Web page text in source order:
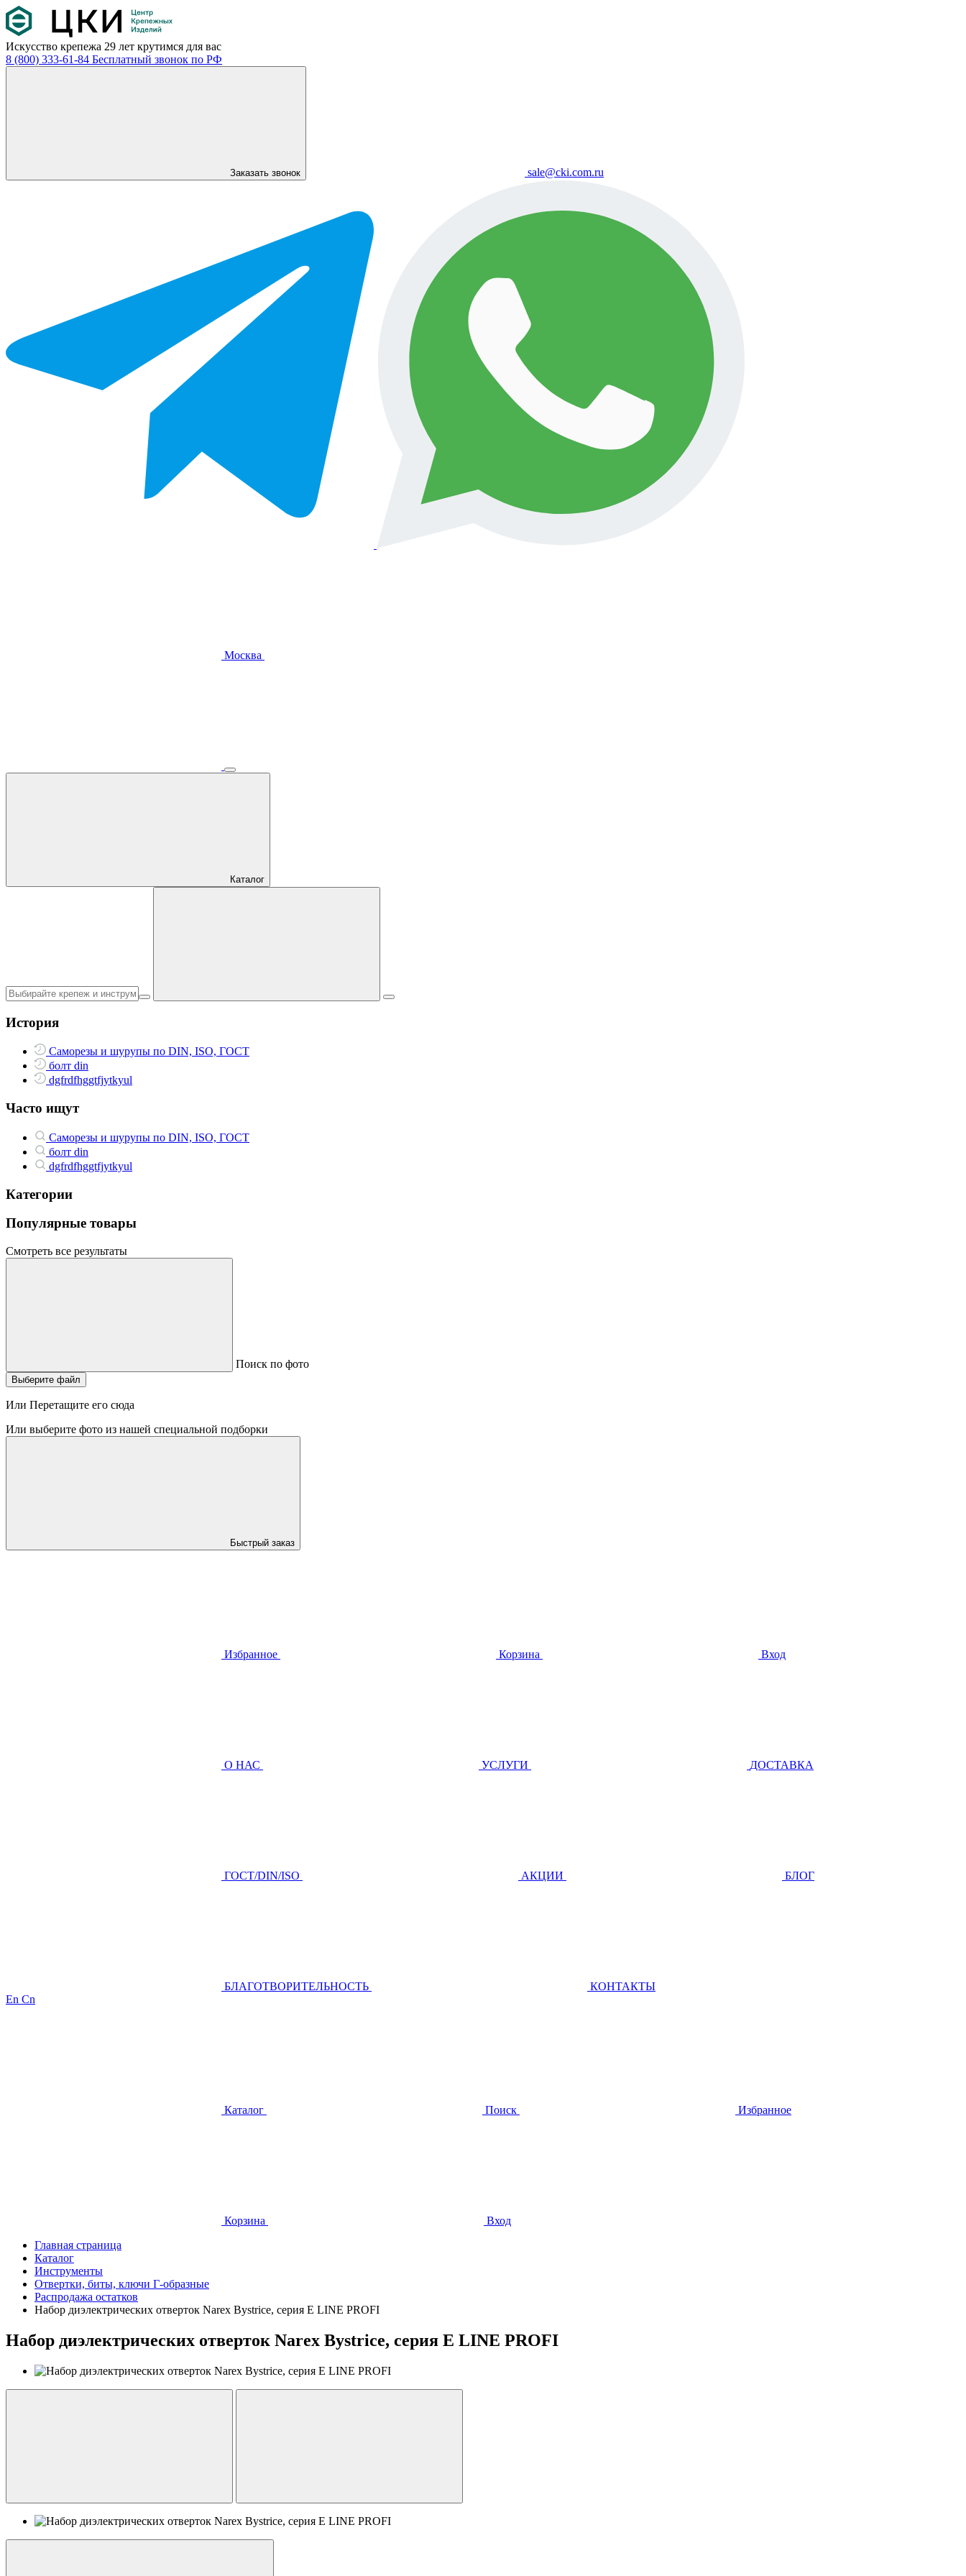
Искусство крепежа 29 лет крутимся для вас
8 (800) 333-61-84 Бесплатный звонок по РФ
Заказать звонок sale@cki.com.ru
Москва
Каталог
История
Саморезы и шурупы по DIN, ISO, ГОСТ
болт din
dgfrdfhggtfjytkyul
Часто ищут
Саморезы и шурупы по DIN, ISO, ГОСТ
болт din
dgfrdfhggtfjytkyul
Категории
Популярные товары
Смотреть все результаты
Поиск по фото
Выберите файл
Или Перетащите его сюда
Или выберите фото из нашей специальной подборки
Быстрый заказ
Избранное Корзина Вход
О НАС УСЛУГИ ДОСТАВКА
ГOCТ/DIN/ISO АКЦИИ БЛОГ
БЛАГОТВОРИТЕЛЬНОСТЬ
КОНТАКТЫ
En Cn
Каталог Поиск Избранное
Корзина
Вход
Главная страница
Каталог
Инструменты
Отвертки, биты, ключи Г-образные
Распродажа остатков
Набор диэлектрических отверток Narex Bystrice, серия E LINE PROFI
Набор диэлектрических отверток Narex Bystrice, серия E LINE PROFI